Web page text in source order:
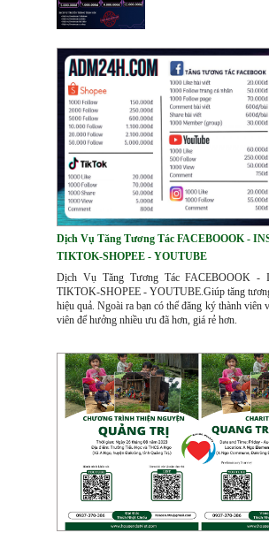
Dịch Vụ Tăng Tương Tác FACEBOOOK -
TIKTOK-SHOPEE - YOUTUBE
Dịch Vụ Tăng Tương Tác FACEBOOOK -
TIKTOK-SHOPEE - YOUTUBE.Giúp tăng
hiệu quả. Ngoài ra bạn có thể đăng ký thành viên
viên để hưởng nhiều ưu đã hơn, giá rẻ hơn.